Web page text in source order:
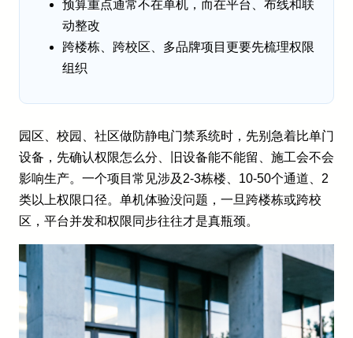
预算重点通常不在单机，而在平台、布线和联
动整改
跨楼栋、跨校区、多品牌项目更要先梳理权限
组织
园区、校园、社区做防静电门禁系统时，先别急着比单门
设备，先确认权限怎么分、旧设备能不能留、施工会不会
影响生产。一个项目常见涉及2-3栋楼、10-50个通道、2
类以上权限口径。单机体验没问题，一旦跨楼栋或跨校
区，平台并发和权限同步往往才是真瓶颈。